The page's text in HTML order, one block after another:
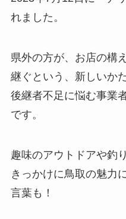
れました。
県外の方が、お店の構
継ぐという、新しいか
後継者不足に悩む事業
です。
趣味のアウトドアや釣
きっかけに鳥取の魅力
言葉も！